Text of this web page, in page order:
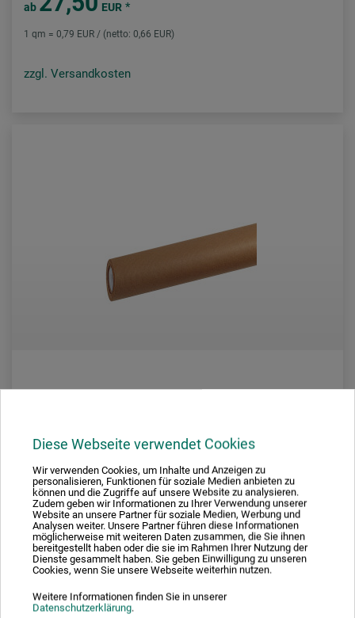
Diese Webseite verwendet Cookies
Wir verwenden Cookies, um Inhalte und Anzeigen zu
personalisieren, Funktionen für soziale Medien anbieten zu
können und die Zugriffe auf unsere Website zu analysieren.
Zudem geben wir Informationen zu Ihrer Verwendung unserer
Website an unsere Partner für soziale Medien, Werbung und
Analysen weiter. Unsere Partner führen diese Informationen
möglicherweise mit weiteren Daten zusammen, die Sie ihnen
bereitgestellt haben oder die sie im Rahmen Ihrer Nutzung der
Dienste gesammelt haben. Sie geben Einwilligung zu unseren
Cookies, wenn Sie unsere Webseite weiterhin nutzen.
Weitere Informationen finden Sie in unserer
Datenschutzerklärung.
ab EUR *
1 qm = 0,79 EUR / (netto: 0,66 EUR)
zzgl. Versandkosten
Kraft-Packpapierrolle, gerippt
22,40 EUR *
1 qm = 0,45 EUR / (netto: 0,38 EUR)
zzgl. Versandkosten